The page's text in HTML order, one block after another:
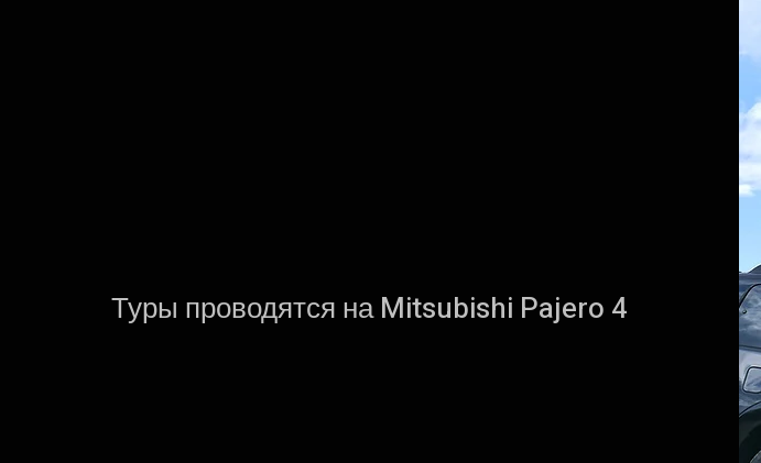
Туры проводятся на Mitsubishi Pajero 4